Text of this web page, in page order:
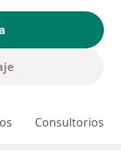
Consultorios